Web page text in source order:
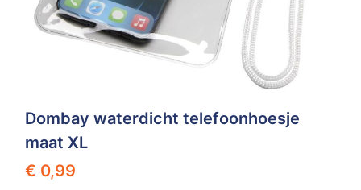
Dombay waterdicht telefoonhoesje
maat XL
€ 0,99